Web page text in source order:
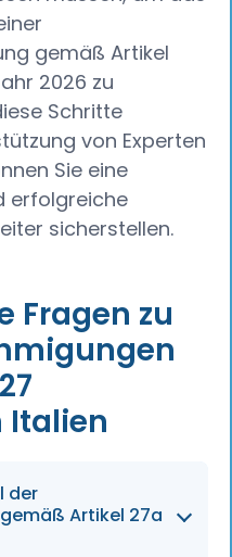
gemäß Artikel
2026 zu
Schritte
von Experten
Sie eine
erfolgreiche
sicherstellen.
Fragen zu
Italien
der
Artikel 27a